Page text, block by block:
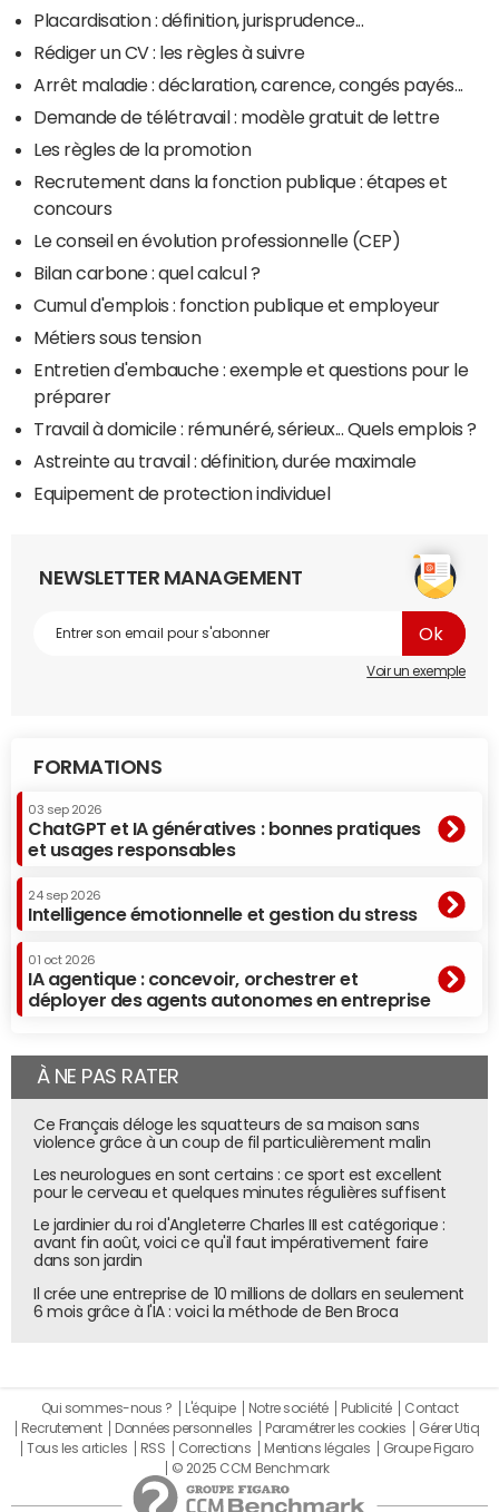
Placardisation : définition, jurisprudence...
Rédiger un CV : les règles à suivre
Arrêt maladie : déclaration, carence, congés payés...
Demande de télétravail : modèle gratuit de lettre
Les règles de la promotion
Recrutement dans la fonction publique : étapes et
concours
Le conseil en évolution professionnelle (CEP)
Bilan carbone : quel calcul ?
Cumul d'emplois : fonction publique et employeur
Métiers sous tension
Entretien d'embauche : exemple et questions pour le
préparer
Travail à domicile : rémunéré, sérieux... Quels emplois ?
Astreinte au travail : définition, durée maximale
Equipement de protection individuel
NEWSLETTER MANAGEMENT
Voir un exemple
FORMATIONS
03 sep 2026
ChatGPT et IA génératives : bonnes pratiques
et usages responsables
24 sep 2026
Intelligence émotionnelle et gestion du stress
01 oct 2026
IA agentique : concevoir, orchestrer et
déployer des agents autonomes en entreprise
À NE PAS RATER
Ce Français déloge les squatteurs de sa maison sans
violence grâce à un coup de fil particulièrement malin
Les neurologues en sont certains : ce sport est excellent
pour le cerveau et quelques minutes régulières suffisent
Le jardinier du roi d'Angleterre Charles III est catégorique :
avant fin août, voici ce qu'il faut impérativement faire
dans son jardin
Il crée une entreprise de 10 millions de dollars en seulement
6 mois grâce à l'IA : voici la méthode de Ben Broca
Qui sommes-nous ? L'équipe Notre société Publicité
Contact
Recrutement
Données personnelles Paramétrer les cookies
Gérer Utiq
Tous les articles
RSS Corrections Mentions légales
Groupe Figaro
© 2025 CCM Benchmark